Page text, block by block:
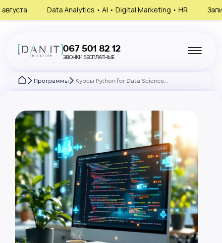
• AI • Digital Marketing • HR Запишись на
067 501 82 12
ЗВОНКИ БЕСПЛАТНЫЕ
Программы